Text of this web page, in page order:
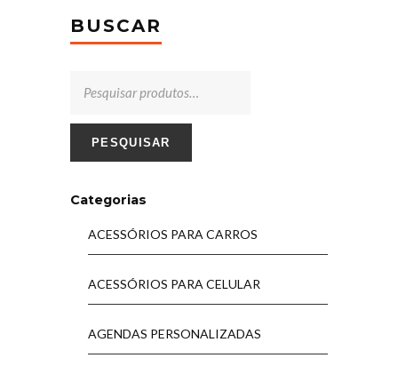
BUSCAR
PESQUISAR
Categorias
ACESSÓRIOS PARA CARROS
ACESSÓRIOS PARA CELULAR
AGENDAS PERSONALIZADAS